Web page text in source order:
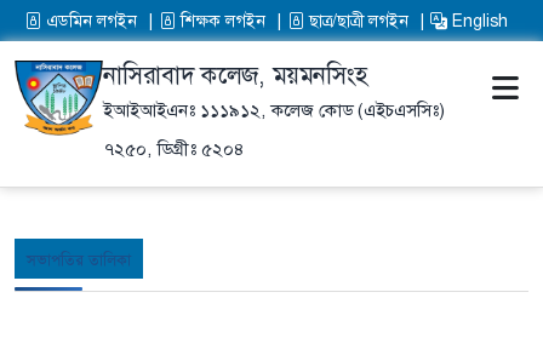
এডমিন লগইন শিক্ষক লগইন ছাত্র/ছাত্রী লগইন English
নাসিরাবাদ কলেজ, ময়মনসিংহ
ইআইআইএনঃ ১১১৯১২, কলেজ কোড (এইচএসসিঃ)
৭২৫০, ডিগ্রীঃ ৫২০৪
সভাপতির তালিকা